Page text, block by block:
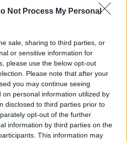
Not Process My Personal
sale, sharing to third parties, or
or sensitive information for
please use the below opt-out
Please note that after your
you may continue seeing
on personal information utilized by
disclosed to third parties prior to
opt-out of the further
information by third parties on the
This information may